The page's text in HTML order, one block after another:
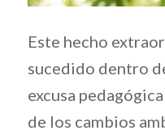
Este hecho
sucedido dentro
excusa
de los cambios